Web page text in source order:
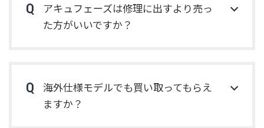
アキュフェーズは修理に出すより売っ
た方がいいですか？
海外仕様モデルでも買い取ってもらえ
ますか？